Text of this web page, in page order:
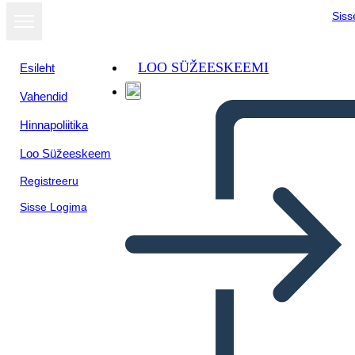
Esileht
Vahendid
Hinnapoliitika
Loo Süžeeskeem
Registreeru
Sisse Logima
LOO SÜŽEESKEEMI